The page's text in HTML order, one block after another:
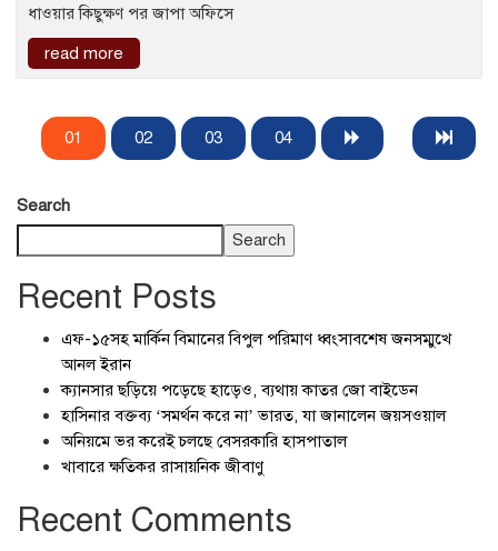
ধাওয়ার কিছুক্ষণ পর জাপা অফিসে
read more
01 02 03 04
Search
Search
Recent Posts
এফ-১৫সহ মার্কিন বিমানের বিপুল পরিমাণ ধ্বংসাবশেষ জনসম্মুখে
আনল ইরান
ক্যানসার ছড়িয়ে পড়েছে হাড়েও, ব্যথায় কাতর জো বাইডেন
হাসিনার বক্তব্য ‘সমর্থন করে না’ ভারত, যা জানালেন জয়সওয়াল
অনিয়মে ভর করেই চলছে বেসরকারি হাসপাতাল
খাবারে ক্ষতিকর রাসায়নিক জীবাণু
Recent Comments